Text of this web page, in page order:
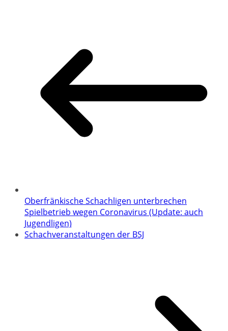
Oberfränkische Schachligen unterbrechen
Spielbetrieb wegen Coronavirus (Update: auch
Jugendligen)
Schachveranstaltungen der BSJ